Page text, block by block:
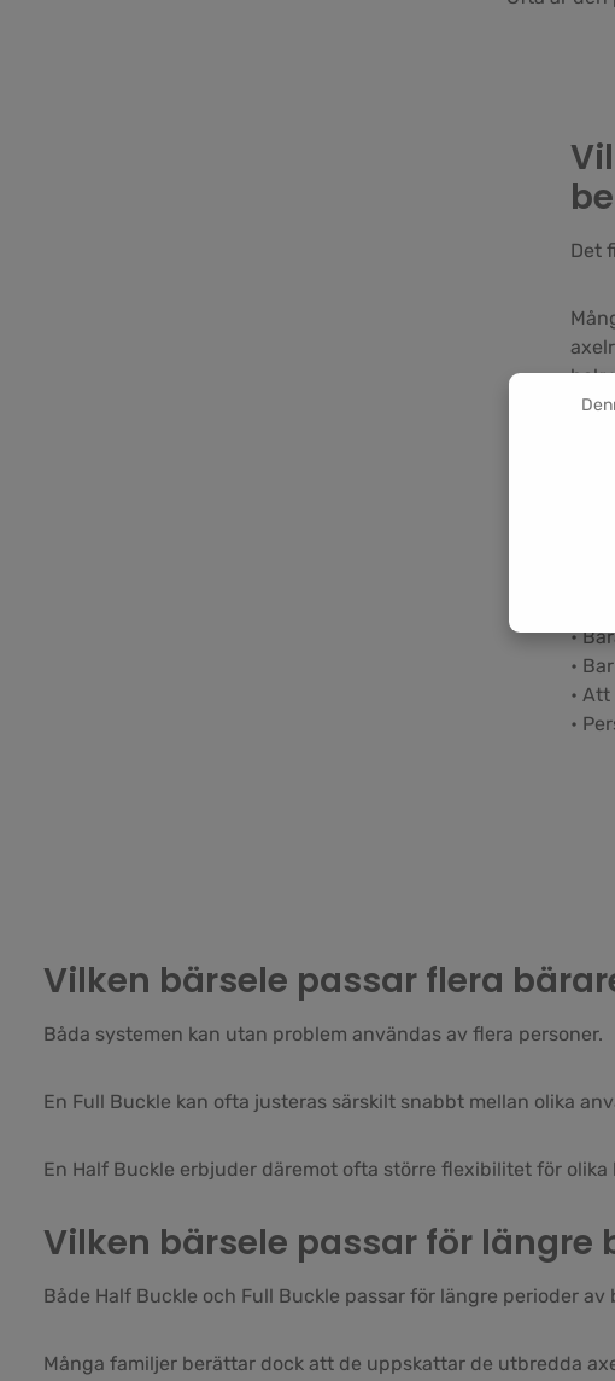
Det
•
•
•
•
Vilken bärsele passar flera
Båda systemen kan utan problem användas av flera personer.
En Full Buckle kan ofta justeras särskilt snabbt mellan olika
En Half Buckle erbjuder däremot ofta större flexibilitet för olika
Vilken bärsele passar för längre
Både Half Buckle och Full Buckle passar för längre perioder av
Många familjer berättar dock att de uppskattar de utbredda